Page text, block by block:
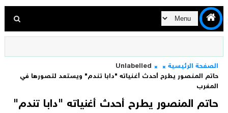
الصفحة الرئيسية
Unlabelled
حاتم المنصور يطرح أحدث أغنياته "دابا تندم" ويستعد لتصورها في
المغرب‎
حاتم المنصور يطرح أحدث أغنياته "دابا تندم"